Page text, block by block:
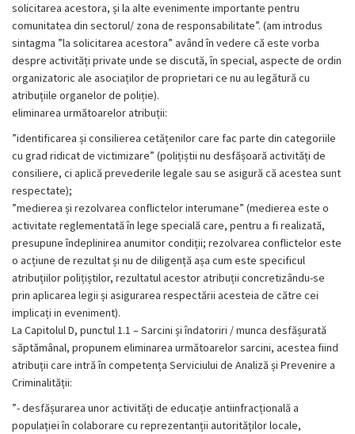
solicitarea acestora, și la alte evenimente importante pentru
comunitatea din sectorul/ zona de responsabilitate”. (am introdus
sintagma ”la solicitarea acestora” având în vedere că este vorba
despre activități private unde se discută, în special, aspecte de ordin
organizatoric ale asociaților de proprietari ce nu au legătură cu
atribuțiile organelor de poliție).
eliminarea următoarelor atribuții:
”identificarea și consilierea cetățenilor care fac parte din categoriile
cu grad ridicat de victimizare” (polițiștii nu desfășoară activități de
consiliere, ci aplică prevederile legale sau se asigură că acestea sunt
respectate);
”medierea și rezolvarea conflictelor interumane” (medierea este o
activitate reglementată în lege specială care, pentru a fi realizată,
presupune îndeplinirea anumitor condiții; rezolvarea conflictelor este
o acțiune de rezultat și nu de diligență așa cum este specificul
atribuțiilor polițiștilor, rezultatul acestor atribuții concretizându-se
prin aplicarea legii și asigurarea respectării acesteia de către cei
implicați in eveniment).
La Capitolul D, punctul 1.1 – Sarcini și îndatoriri / munca desfășurată
săptămânal, propunem eliminarea următoarelor sarcini, acestea fiind
atribuții care intră în competența Serviciului de Analiză și Prevenire a
Criminalității:
”- desfășurarea unor activități de educație antiinfracțională a
populației în colaborare cu reprezentanții autorităților locale,